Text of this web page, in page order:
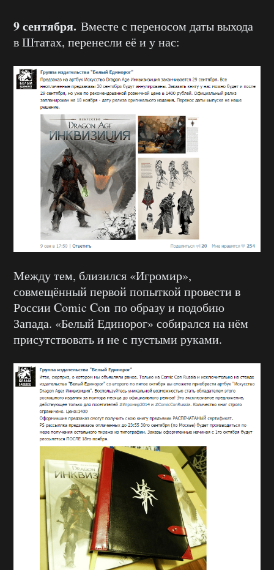
9 сентября. Вместе с переносом даты выхода
в Штатах, перенесли её и у нас:
Между тем, близился «Игромир»,
совмещённый первой попыткой провести в
России Comic Con по образу и подобию
Запада. «Белый Единорог» собирался на нём
присутствовать и не с пустыми руками.